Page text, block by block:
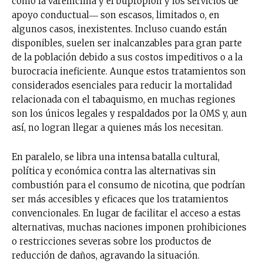
apoyo conductual― son escasos, limitados o, en
algunos casos, inexistentes. Incluso cuando están
disponibles, suelen ser inalcanzables para gran parte
de la población debido a sus costos impeditivos o a la
burocracia ineficiente. Aunque estos tratamientos son
considerados esenciales para reducir la mortalidad
relacionada con el tabaquismo, en muchas regiones
son los únicos legales y respaldados por la OMS y, aun
así, no logran llegar a quienes más los necesitan.
En paralelo, se libra una intensa batalla cultural,
política y económica contra las alternativas sin
combustión para el consumo de nicotina, que podrían
ser más accesibles y eficaces que los tratamientos
convencionales. En lugar de facilitar el acceso a estas
alternativas, muchas naciones imponen prohibiciones
o restricciones severas sobre los productos de
reducción de daños, agravando la situación.